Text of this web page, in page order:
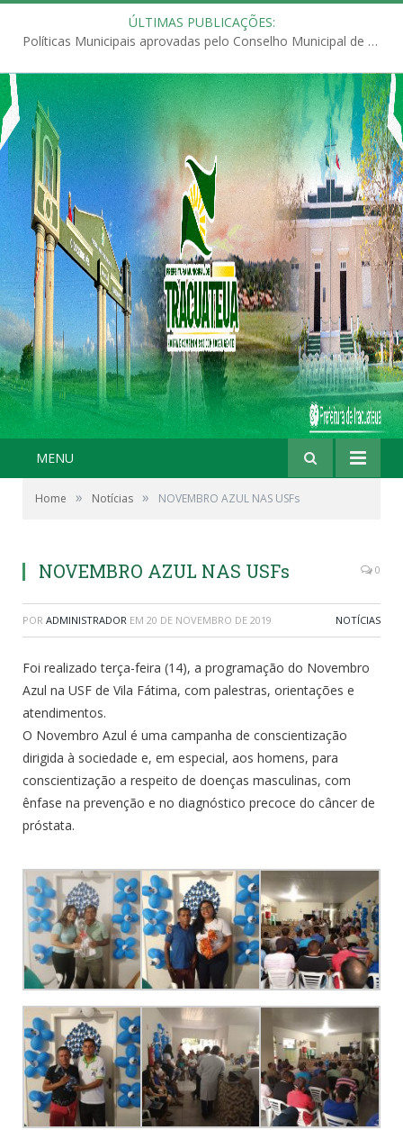
ÚLTIMAS PUBLICAÇÕES:
Políticas Municipais aprovadas pelo Conselho Municipal de Educação (CME)
MENU
Home » Notícias » NOVEMBRO AZUL NAS USFs
NOVEMBRO AZUL NAS USFs 0
POR ADMINISTRADOR EM 20 DE NOVEMBRO DE 2019 NOTÍCIAS
Foi realizado terça-feira (14), a programação do Novembro
Azul na USF de Vila Fátima, com palestras, orientações e
atendimentos.
O Novembro Azul é uma campanha de conscientização
dirigida à sociedade e, em especial, aos homens, para
conscientização a respeito de doenças masculinas, com
ênfase na prevenção e no diagnóstico precoce do câncer de
próstata.